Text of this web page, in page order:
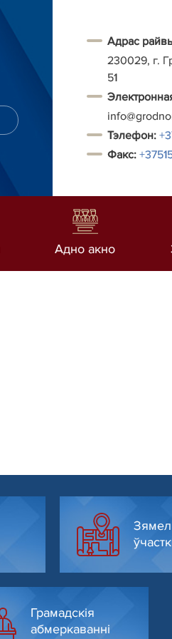
Адрас
230029, г.
51
Тэлефон:
Факс:
Адно акно
Грамадскія
абмеркаванні